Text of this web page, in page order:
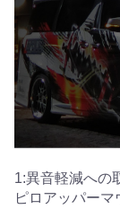
1:異音軽減への
ピロアッパー